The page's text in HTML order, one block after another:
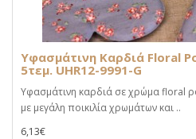
Υφασμάτινη Καρδιά Floral
5τεμ. UHR12-9991-G
Υφασμάτινη καρδιά σε χρώμα floral
με μεγάλη ποικιλία χρωμάτων και ..
6,13€